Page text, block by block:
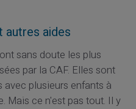
aides
sans doute les plus
par la CAF. Elles sont
plusieurs enfants à
Mais ce n'est pas tout. Il y